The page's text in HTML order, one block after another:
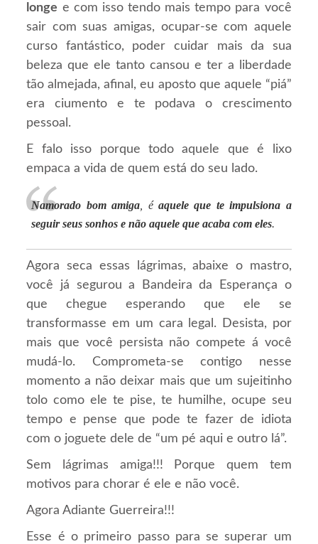
longe e com isso tendo mais tempo para você
sair com suas amigas, ocupar-se com aquele
curso fantástico, poder cuidar mais da sua
beleza que ele tanto cansou e ter a liberdade
tão almejada, afinal, eu aposto que aquele “piá”
era ciumento e te podava o crescimento
pessoal.
E falo isso porque todo aquele que é lixo
empaca a vida de quem está do seu lado.
Namorado bom amiga , é aquele que te impulsiona a
seguir seus sonhos e não aquele que acaba com eles.
Agora seca essas lágrimas, abaixe o mastro,
você já segurou a Bandeira da Esperança o
que chegue esperando que ele se
transformasse em um cara legal. Desista, por
mais que você persista não compete á você
mudá-lo. Comprometa-se contigo nesse
momento a não deixar mais que um sujeitinho
tolo como ele te pise, te humilhe, ocupe seu
tempo e pense que pode te fazer de idiota
com o joguete dele de “um pé aqui e outro lá”.
Sem lágrimas amiga!!! Porque quem tem
motivos para chorar é ele e não você.
Agora Adiante Guerreira!!!
Esse é o primeiro passo para se superar um